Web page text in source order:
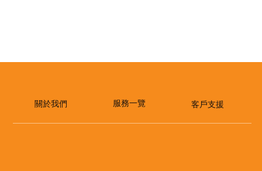
關於我們 ​服務一覽 客戶支援